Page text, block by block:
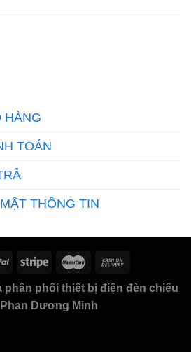
HÀNG
TOÁN
THÔNG TIN
phân phối thiết bị điện đèn chiếu
Dương Minh